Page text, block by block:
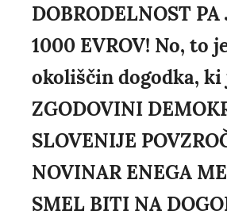
DOBRODELNOST PA
1000 EVROV! No, to
okoliščin dogodka, ki
ZGODOVINI
SLOVENIJE
NOVINAR ENEGA
SMEL BITI NA